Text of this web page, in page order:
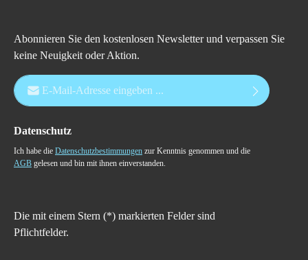
Abonnieren Sie den kostenlosen Newsletter und verpassen Sie
keine Neuigkeit oder Aktion.
E-Mail-Adresse*
Datenschutz
Ich habe die Datenschutzbestimmungen zur Kenntnis genommen und die
AGB gelesen und bin mit ihnen einverstanden.
Die mit einem Stern (*) markierten Felder sind
Pflichtfelder.